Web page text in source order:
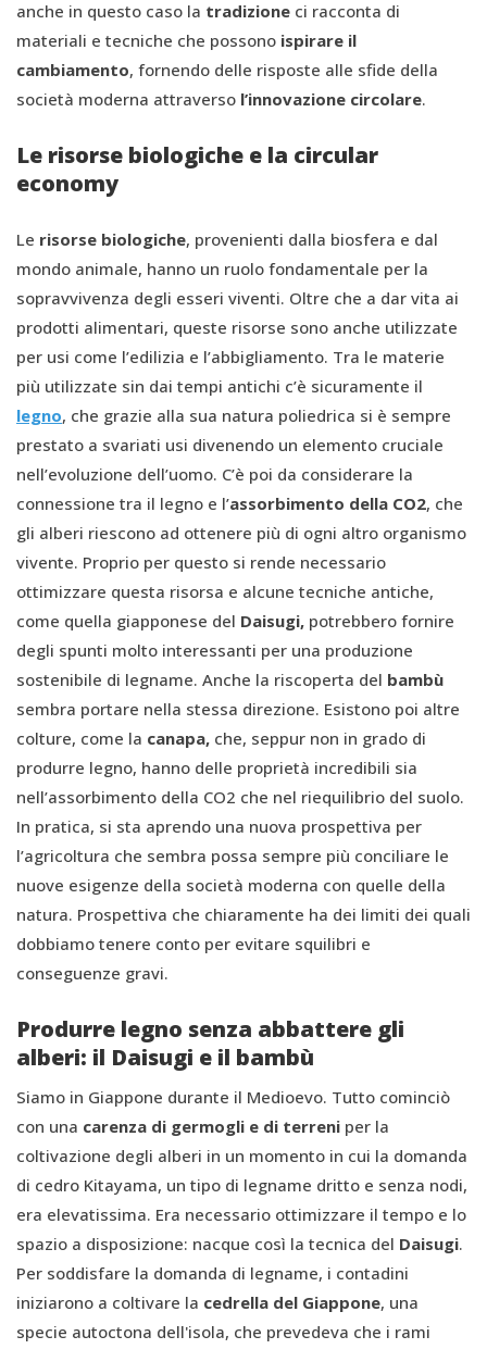
anche in questo caso la tradizione ci racconta di
materiali e tecniche che possono ispirare il
cambiamento, fornendo delle risposte alle sfide della
società moderna attraverso l’innovazione circolare.
Le risorse biologiche e la circular
economy
Le risorse biologiche, provenienti dalla biosfera e dal
mondo animale, hanno un ruolo fondamentale per la
sopravvivenza degli esseri viventi. Oltre che a dar vita ai
prodotti alimentari, queste risorse sono anche utilizzate
per usi come l’edilizia e l’abbigliamento. Tra le materie
più utilizzate sin dai tempi antichi c’è sicuramente il
legno, che grazie alla sua natura poliedrica si è sempre
prestato a svariati usi divenendo un elemento cruciale
nell’evoluzione dell’uomo. C’è poi da considerare la
connessione tra il legno e l’assorbimento della CO2, che
gli alberi riescono ad ottenere più di ogni altro organismo
vivente. Proprio per questo si rende necessario
ottimizzare questa risorsa e alcune tecniche antiche,
come quella giapponese del Daisugi, potrebbero fornire
degli spunti molto interessanti per una produzione
sostenibile di legname. Anche la riscoperta del bambù
sembra portare nella stessa direzione. Esistono poi altre
colture, come la canapa, che, seppur non in grado di
produrre legno, hanno delle proprietà incredibili sia
nell’assorbimento della CO2 che nel riequilibrio del suolo.
In pratica, si sta aprendo una nuova prospettiva per
l’agricoltura che sembra possa sempre più conciliare le
nuove esigenze della società moderna con quelle della
natura. Prospettiva che chiaramente ha dei limiti dei quali
dobbiamo tenere conto per evitare squilibri e
conseguenze gravi.
Produrre legno senza abbattere gli
alberi: il Daisugi e il bambù
Siamo in Giappone durante il Medioevo. Tutto cominciò
con una carenza di germogli e di terreni per la
coltivazione degli alberi in un momento in cui la domanda
di cedro Kitayama, un tipo di legname dritto e senza nodi,
era elevatissima. Era necessario ottimizzare il tempo e lo
spazio a disposizione: nacque così la tecnica del Daisugi.
Per soddisfare la domanda di legname, i contadini
iniziarono a coltivare la cedrella del Giappone, una
specie autoctona dell'isola, che prevedeva che i rami